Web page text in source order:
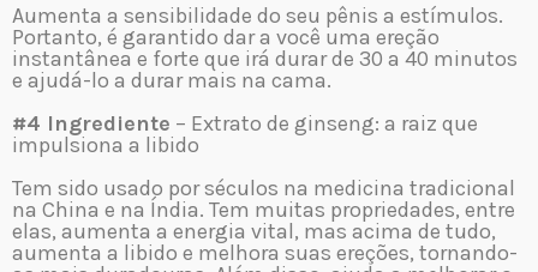
Aumenta a sensibilidade do seu pênis a estímulos.
Portanto, é garantido dar a você uma ereção
instantânea e forte que irá durar de 30 a 40 minutos
e ajudá-lo a durar mais na cama.
#4 Ingrediente – Extrato de ginseng: a raiz que
impulsiona a libido
Tem sido usado por séculos na medicina tradicional
na China e na Índia. Tem muitas propriedades, entre
elas, aumenta a energia vital, mas acima de tudo,
aumenta a libido e melhora suas ereções, tornando-